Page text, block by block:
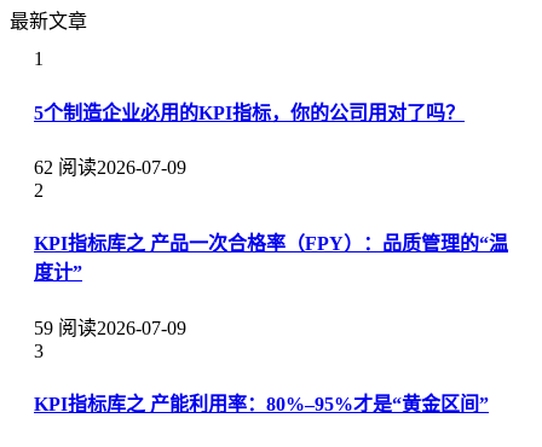
最新文章
1
5个制造企业必用的KPI指标，你的公司用对了吗？
62 阅读2026-07-09
2
KPI指标库之 产品一次合格率（FPY）：品质管理的“温
度计”
59 阅读2026-07-09
3
KPI指标库之 产能利用率：80%–95%才是“黄金区间”